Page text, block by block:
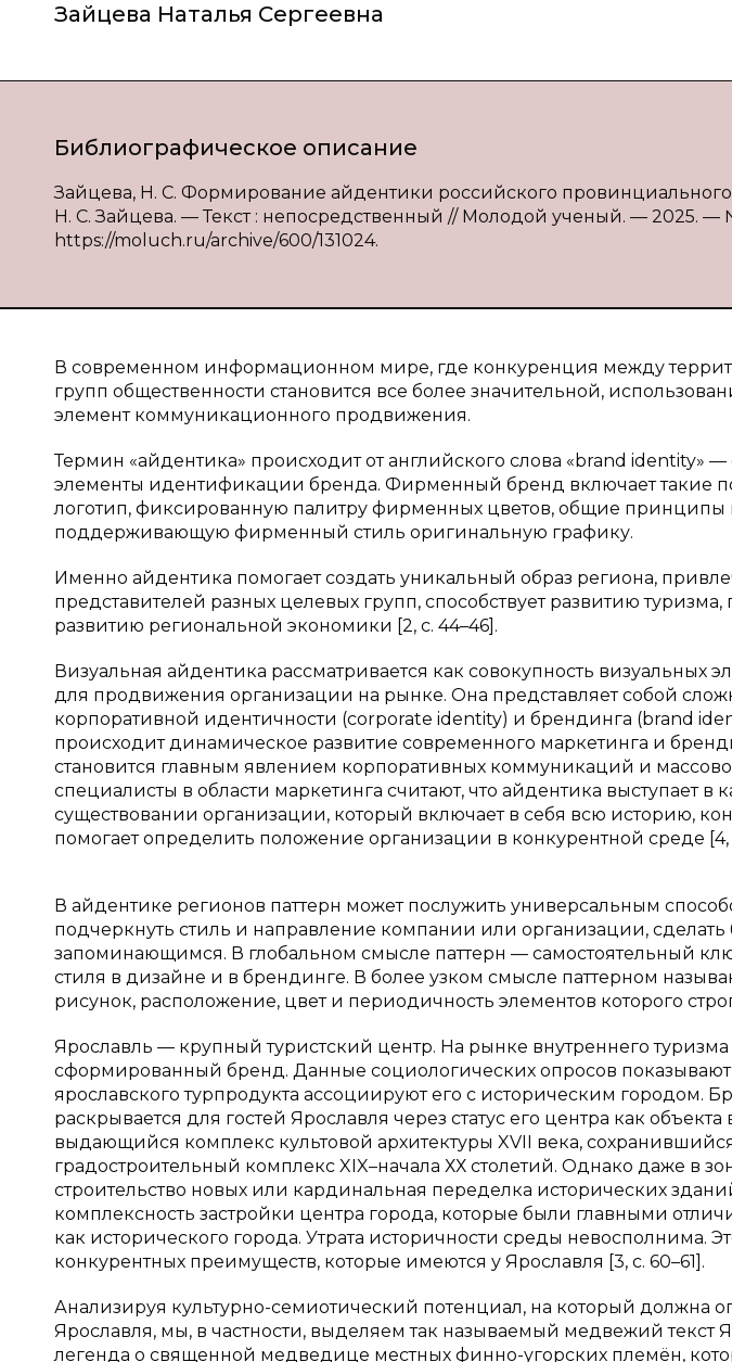
Зайцева Наталья Сергеевна
Библиографическое описание
Зайцева, Н. С. Формирование айдентики российского
Н. С. Зайцева. — Текст : непосредственный // Молодой ученый. — 2025. —
https://moluch.ru/archive/600/131024.
В современном информационном мире, где конкуренция между
групп общественности становится все более значительной,
элемент коммуникационного продвижения.
Термин «айдентика» происходит от английского слова «brand identity»
элементы идентификации бренда. Фирменный бренд включает такие
логотип, фиксированную палитру фирменных цветов, общие принципы
поддерживающую фирменный стиль оригинальную графику.
Именно айдентика помогает создать уникальный образ региона,
представителей разных целевых групп, способствует развитию
развитию региональной экономики [2, c. 44–46].
Визуальная айдентика рассматривается как совокупность визуальных
для продвижения организации на рынке. Она представляет собой
корпоративной идентичности (corporate identity) и брендинга (brand
происходит динамическое развитие современного маркетинга и
становится главным явлением корпоративных коммуникаций и
специалисты в области маркетинга считают, что айдентика выступает в
существовании организации, который включает в себя всю историю,
помогает определить положение организации в конкурентной среде [4,
В айдентике регионов паттерн может послужить универсальным
подчеркнуть стиль и направление компании или организации,
запоминающимся. В глобальном смысле паттерн — самостоятельный
стиля в дизайне и в брендинге. В более узком смысле паттерном
рисунок, расположение, цвет и периодичность элементов которого
Ярославль — крупный туристский центр. На рынке внутреннего
сформированный бренд. Данные социологических опросов
ярославского турпродукта ассоциируют его с историческим городом.
раскрывается для гостей Ярославля через статус его центра как
выдающийся комплекс культовой архитектуры XVII века,
градостроительный комплекс XIX–начала ХХ столетий. Однако даже в
строительство новых или кардинальная переделка исторических
комплексность застройки центра города, которые были главными
как исторического города. Утрата историчности среды невосполнима.
конкурентных преимуществ, которые имеются у Ярославля [3, c. 60–61].
Анализируя культурно-семиотический потенциал, на который должна
Ярославля, мы, в частности, выделяем так называемый медвежий текст
легенда о священной медведице местных финно-угорских племён,